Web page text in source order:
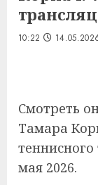
10:22
Смотреть
Тамара
мая 2026.